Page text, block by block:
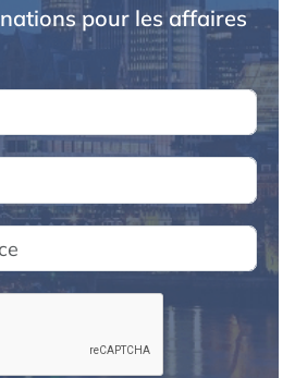
pour les affaires